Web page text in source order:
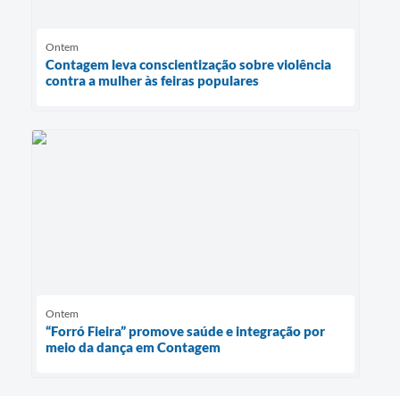
Ontem
Contagem leva conscientização sobre violência
contra a mulher às feiras populares
Ontem
“Forró Fieira” promove saúde e integração por
meio da dança em Contagem